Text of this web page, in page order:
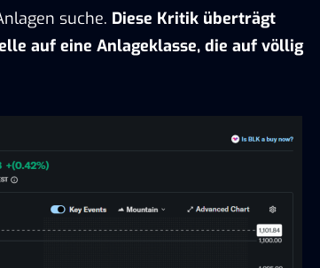
suche. Diese Kritik überträgt
auf eine Anlageklasse, die auf völlig